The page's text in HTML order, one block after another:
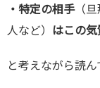
・特定の相手（旦
人など） はこの
と考えながら読